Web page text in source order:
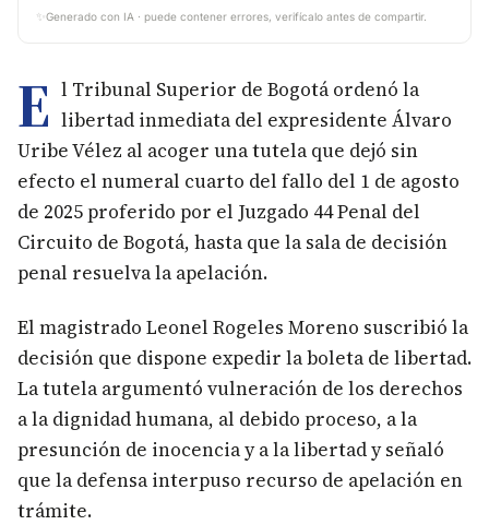
✨ Generado con IA · puede contener errores, verifícalo antes de compartir.
E l Tribunal Superior de Bogotá ordenó la
libertad inmediata del expresidente Álvaro
Uribe Vélez al acoger una tutela que dejó sin
efecto el numeral cuarto del fallo del 1 de agosto
de 2025 proferido por el Juzgado 44 Penal del
Circuito de Bogotá, hasta que la sala de decisión
penal resuelva la apelación.
El magistrado Leonel Rogeles Moreno suscribió la
decisión que dispone expedir la boleta de libertad.
La tutela argumentó vulneración de los derechos
a la dignidad humana, al debido proceso, a la
presunción de inocencia y a la libertad y señaló
que la defensa interpuso recurso de apelación en
trámite.